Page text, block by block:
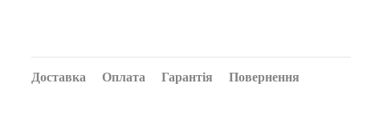
Доставка Оплата Гарантія Повернення